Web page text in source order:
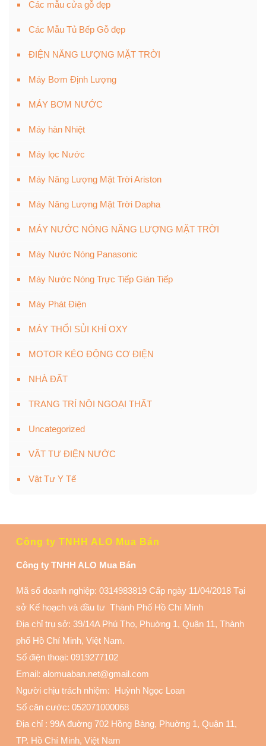
Các mẫu cửa gỗ đẹp
Các Mẫu Tủ Bếp Gỗ đẹp
ĐIỆN NĂNG LƯỢNG MẶT TRỜI
Máy Bơm Định Lượng
MÁY BƠM NƯỚC
Máy hàn Nhiệt
Máy lọc Nước
Máy Năng Lượng Mặt Trời Ariston
Máy Năng Lượng Mặt Trời Dapha
MÁY NƯỚC NÓNG NĂNG LƯỢNG MẶT TRỜI
Máy Nước Nóng Panasonic
Máy Nước Nóng Trực Tiếp Gián Tiếp
Máy Phát Điện
MÁY THỔI SỦI KHÍ OXY
MOTOR KÉO ĐỘNG CƠ ĐIỆN
NHÀ ĐẤT
TRANG TRÍ NỘI NGOẠI THẤT
Uncategorized
VẬT TƯ ĐIỆN NƯỚC
Vật Tư Y Tế
Công ty TNHH ALO Mua Bán
Công ty TNHH ALO Mua Bán
Mã số doanh nghiệp: 0314983819 Cấp ngày 11/04/2018 Tại
sở Kế hoạch và đầu tư Thành Phố Hồ Chí Minh
Địa chỉ trụ sở: 39/14A Phú Thọ, Phuờng 1, Quận 11, Thành
phố Hồ Chí Minh, Việt Nam.
Số điện thoại: 0919277102
Email: alomuaban.net@gmail.com
Người chịu trách nhiệm: Huỳnh Ngọc Loan
Số căn cước: 052071000068
Địa chỉ : 99A đuờng 702 Hồng Bàng, Phuờng 1, Quận 11,
TP. Hồ Chí Minh, Việt Nam